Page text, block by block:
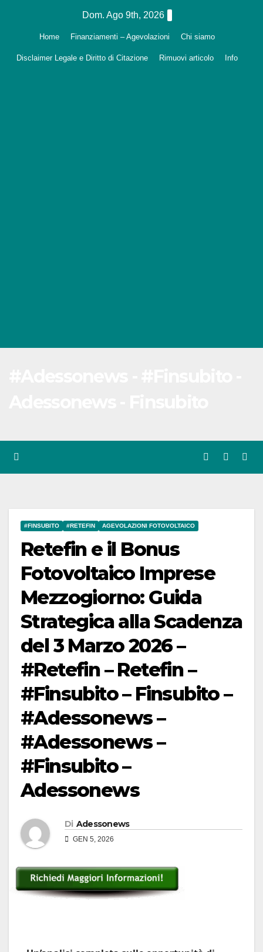
Dom. Ago 9th, 2026
Home Finanziamenti – Agevolazioni Chi siamo
Disclaimer Legale e Diritto di Citazione Rimuovi articolo Info
#FINSUBITO #RETEFIN AGEVOLAZIONI FOTOVOLTAICO
Retefin e il Bonus
Fotovoltaico Imprese
Mezzogiorno: Guida
Strategica alla Scadenza
del 3 Marzo 2026 –
#Retefin – Retefin –
#Finsubito – Finsubito –
#Adessonews –
#Adessonews –
#Finsubito –
Adessonews
Di Adessonews
GEN 5, 2026